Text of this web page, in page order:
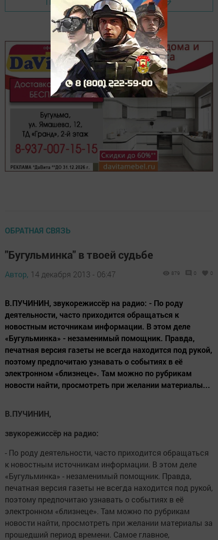
ОБРАТНАЯ СВЯЗЬ
"Бугульминка" в твоей судьбе
Автор, 14 декабря 2013 - 06:47 879 0 0
В.ПУЧИНИН, звукорежиссёр на радио: - По роду
деятельности, часто приходится обращаться к
новостным источникам информации. В этом деле
«Бугульминка» - незаменимый помощник. Правда,
печатная версия газеты не всегда находится под рукой,
поэтому предпочитаю узнавать о событиях в её
электронном «близнеце». Там можно по рубрикам
новости найти, просмотреть при желании материалы...
В.ПУЧИНИН,
звукорежиссёр на радио:
- По роду деятельности, часто приходится обращаться
к новостным источникам информации. В этом деле
«Бугульминка» - незаменимый помощник. Правда,
печатная версия газеты не всегда находится под рукой,
поэтому предпочитаю узнавать о событиях в её
электронном «близнеце». Там можно по рубрикам
новости найти, просмотреть при желании материалы за
прошедший период времени. Самое главное,